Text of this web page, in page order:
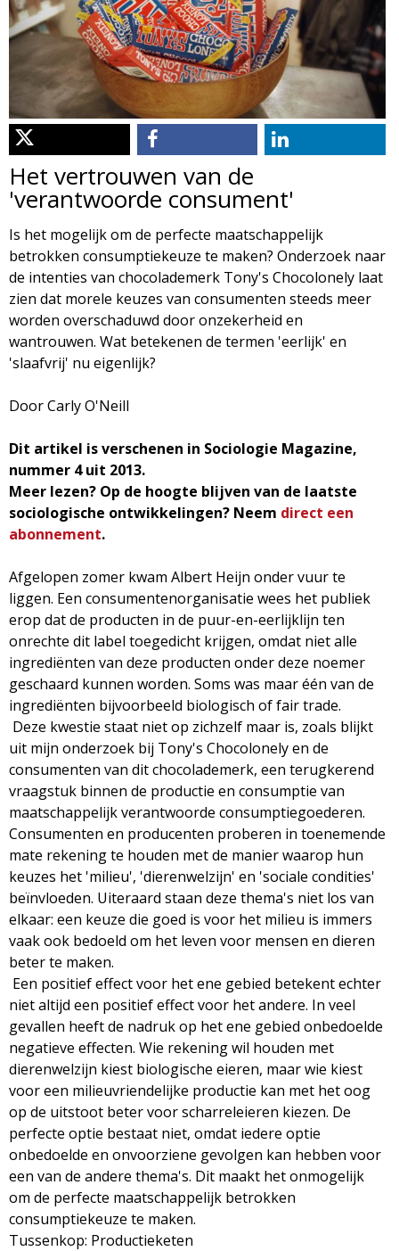
i
l
o
g
i
e
M
a
g
a
z
i
n
e
d
n
u
Het vertrouwen van de
'verantwoorde consument'
Is het mogelijk om de perfecte maatschappelijk
betrokken consumptiekeuze te maken? Onderzoek naar
de intenties van chocolademerk Tony's Chocolonely laat
zien dat morele keuzes van consumenten steeds meer
worden overschaduwd door onzekerheid en
wantrouwen. Wat betekenen de termen 'eerlijk' en
'slaafvrij' nu eigenlijk?
Door Carly O'Neill
Dit artikel is verschenen in Sociologie Magazine,
nummer 4 uit 2013.
Meer lezen? Op de hoogte blijven van de laatste
sociologische ontwikkelingen? Neem direct een
abonnement.
Afgelopen zomer kwam Albert Heijn onder vuur te
liggen. Een consumentenorganisatie wees het publiek
erop dat de producten in de puur-en-eerlijklijn ten
onrechte dit label toegedicht krijgen, omdat niet alle
ingrediënten van deze producten onder deze noemer
geschaard kunnen worden. Soms was maar één van de
ingrediënten bijvoorbeeld biologisch of fair trade.
Deze kwestie staat niet op zichzelf maar is, zoals blijkt
uit mijn onderzoek bij Tony's Chocolonely en de
consumenten van dit chocolademerk, een terugkerend
vraagstuk binnen de productie en consumptie van
maatschappelijk verantwoorde consumptiegoederen.
Consumenten en producenten proberen in toenemende
mate rekening te houden met de manier waarop hun
keuzes het 'milieu', 'dierenwelzijn' en 'sociale condities'
beïnvloeden. Uiteraard staan deze thema's niet los van
elkaar: een keuze die goed is voor het milieu is immers
vaak ook bedoeld om het leven voor mensen en dieren
beter te maken.
Een positief effect voor het ene gebied betekent echter
niet altijd een positief effect voor het andere. In veel
gevallen heeft de nadruk op het ene gebied onbedoelde
negatieve effecten. Wie rekening wil houden met
dierenwelzijn kiest biologische eieren, maar wie kiest
voor een milieuvriendelijke productie kan met het oog
op de uitstoot beter voor scharreleieren kiezen. De
perfecte optie bestaat niet, omdat iedere optie
onbedoelde en onvoorziene gevolgen kan hebben voor
een van de andere thema's. Dit maakt het onmogelijk
om de perfecte maatschappelijk betrokken
consumptiekeuze te maken.
Tussenkop: Productieketen